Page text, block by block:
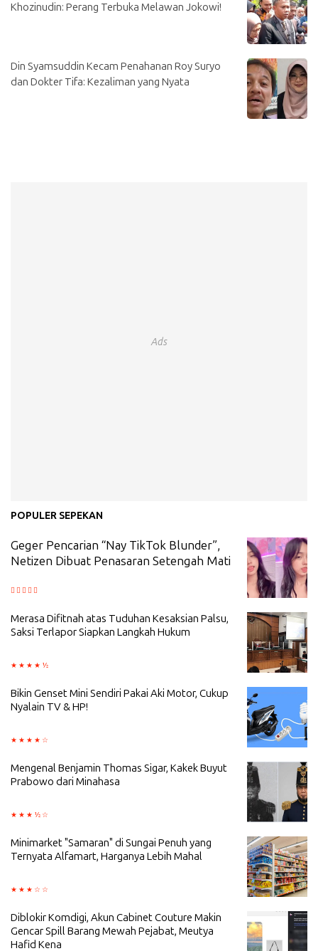
Khozinudin: Perang Terbuka Melawan Jokowi!
Din Syamsuddin Kecam Penahanan Roy Suryo
dan Dokter Tifa: Kezaliman yang Nyata
Ads
POPULER SEPEKAN
Geger Pencarian “Nay TikTok Blunder”,
Netizen Dibuat Penasaran Setengah Mati
Merasa Difitnah atas Tuduhan Kesaksian Palsu,
Saksi Terlapor Siapkan Langkah Hukum
Bikin Genset Mini Sendiri Pakai Aki Motor, Cukup
Nyalain TV & HP!
Mengenal Benjamin Thomas Sigar, Kakek Buyut
Prabowo dari Minahasa
Minimarket "Samaran" di Sungai Penuh yang
Ternyata Alfamart, Harganya Lebih Mahal
Diblokir Komdigi, Akun Cabinet Couture Makin
Gencar Spill Barang Mewah Pejabat, Meutya
Hafid Kena